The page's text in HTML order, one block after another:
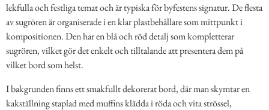
lekfulla och festliga temat och är typiska för byfestens signatur. De flesta
av sugrören är organiserade i en klar plastbehållare som mittpunkt i
kompositionen. Den har en blå och röd detalj som kompletterar
sugrören, vilket gör det enkelt och tilltalande att presentera dem på
vilket bord som helst.
I bakgrunden finns ett smakfullt dekorerat bord, där man skymtar en
kakställning staplad med muffins klädda i röda och vita strössel,